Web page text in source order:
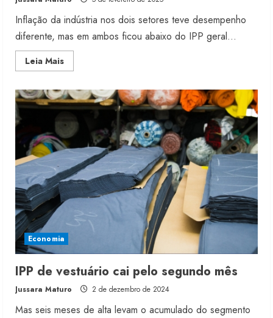
Inflação da indústria nos dois setores teve desempenho
diferente, mas em ambos ficou abaixo do IPP geral...
Leia MaisRead
more
de
vestuário
e
têxtil
acumulam
alta
em
2024
Economia
IPP de vestuário cai pelo segundo mês
Jussara Maturo 2 de dezembro de 2024
Mas seis meses de alta levam o acumulado do segmento
2
Moda vende US$63,7 bilhões em
produtos licenciados
6 de agosto de 2026
Renata Caixeta assume Movimento
Sou de Algodão